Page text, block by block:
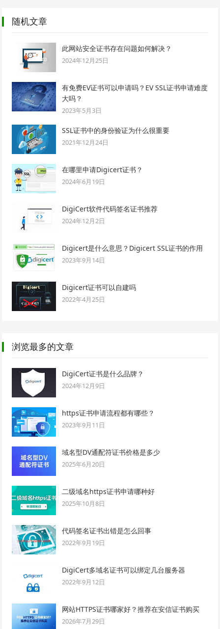
随机文章
此网站安全证书存在问题如何解决？
2024年12月25日
有免费EV证书可以申请吗？EV SSL证书申请难度
大吗？
2023年5月3日
SSL证书中的身份验证为什么很重要
2021年12月24日
在哪里申请Digicert证书？
2024年6月19日
DigiCert软件代码签名证书推荐
2024年12月2日
Digicert是什么意思？Digicert SSL证书的作用
2023年9月14日
Digicert证书可以自建吗
2022年4月25日
浏览最多的文章
DigiCert证书是什么品牌？
2024年12月9日
https证书申请流程都有哪些？
2023年9月11日
域名型DV通配符证书价格是多少
2025年6月20日
二级域名https证书申请哪种好
2025年10月8日
代码签名证书出错是怎么回事
2022年9月19日
DigiCert多域名证书可以绑定几台服务器
2022年9月12日
网站HTTPS证书哪家好？推荐在安信证书购买
2026年7月29日